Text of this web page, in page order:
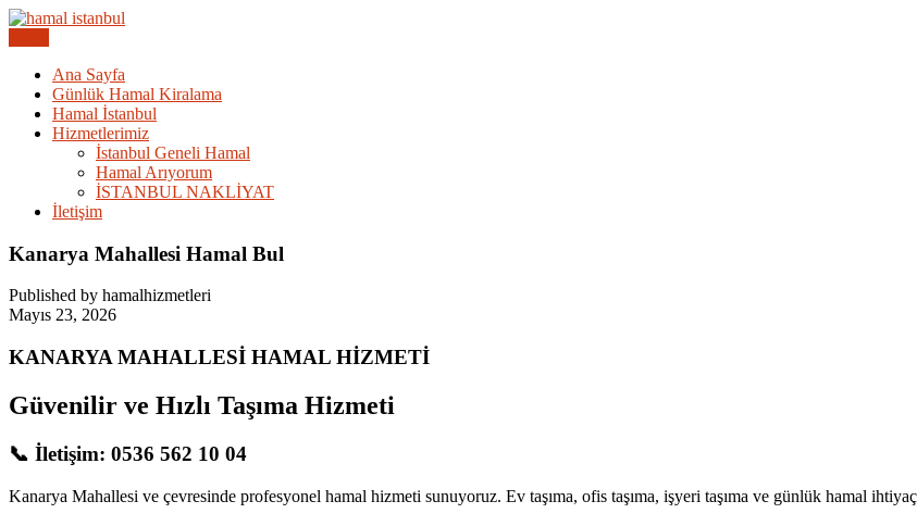
Skip
İstanbul Günlük Hamal | Hamal Arıyorum Hamal Lazım
Ana Sayfa
Günlük Hamal Kiralama
Hamal İstanbul
Hizmetlerimiz
İstanbul Geneli Hamal
Hamal Arıyorum
İSTANBUL NAKLİYAT
İletişim
Kanarya Mahallesi Hamal Bul
Published by hamalhizmetleri
Mayıs 23, 2026
KANARYA MAHALLESİ HAMAL HİZMETİ
Güvenilir ve Hızlı Taşıma Hizmeti
📞 İletişim: 0536 562 10 04
Kanarya Mahallesi ve çevresinde profesyonel hamal hizmeti sunuyoruz. Ev taşıma, ofis taşıma, işyeri taşıma ve günlük hamal